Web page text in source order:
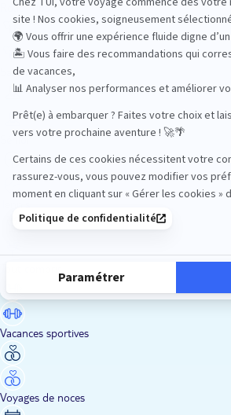
Road Trips
Safari
Sénior
Vacances sportives
Voyages de noces